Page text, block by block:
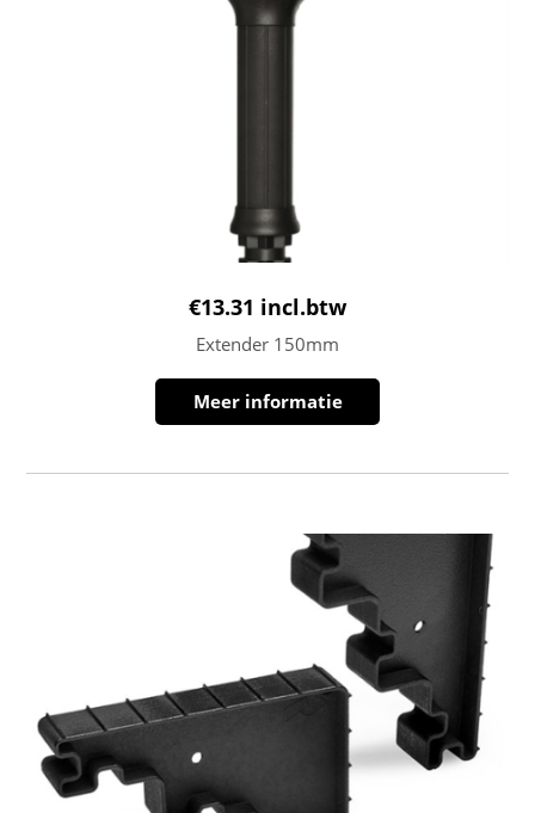
€13.31 incl.btw
Extender 150mm
Meer informatie